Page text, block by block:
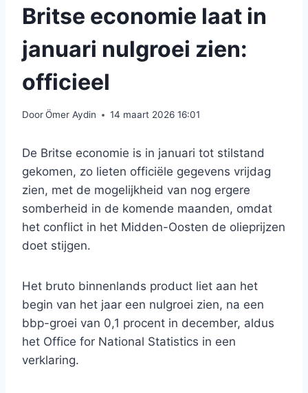
Britse economie laat in
januari nulgroei zien:
officieel
DoorÖmer Aydin 14 maart 2026 16:01
De Britse economie is in januari tot stilstand
gekomen, zo lieten officiële gegevens vrijdag
zien, met de mogelijkheid van nog ergere
somberheid in de komende maanden, omdat
het conflict in het Midden-Oosten de olieprijzen
doet stijgen.
Het bruto binnenlands product liet aan het
begin van het jaar een nulgroei zien, na een
bbp-groei van 0,1 procent in december, aldus
het Office for National Statistics in een
verklaring.